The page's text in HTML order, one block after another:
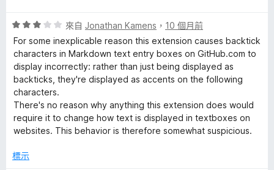
C
a
p
t
分
，
滿
分
5
分
評
價
3
分
，
滿
分
5
分
來自 Jonathan Kamens ， 10 個月前
For some inexplicable reason this extension causes backtick
characters in Markdown text entry boxes on GitHub.com to
display incorrectly: rather than just being displayed as
backticks, they're displayed as accents on the following
characters.
There's no reason why anything this extension does would
require it to change how text is displayed in textboxes on
websites. This behavior is therefore somewhat suspicious.
標示